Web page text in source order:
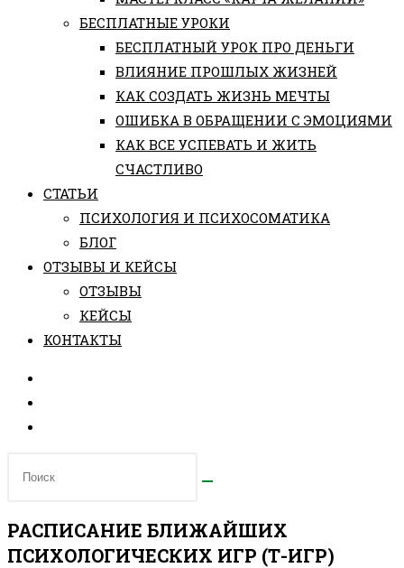
БЕСПЛАТНЫЕ УРОКИ
БЕСПЛАТНЫЙ УРОК ПРО ДЕНЬГИ
ВЛИЯНИЕ ПРОШЛЫХ ЖИЗНЕЙ
КАК СОЗДАТЬ ЖИЗНЬ МЕЧТЫ
ОШИБКА В ОБРАЩЕНИИ С ЭМОЦИЯМИ
КАК ВСЕ УСПЕВАТЬ И ЖИТЬ
СЧАСТЛИВО
СТАТЬИ
ПCИХОЛОГИЯ И ПСИХОСОМАТИКА
БЛОГ
ОТЗЫВЫ И КЕЙСЫ
ОТЗЫВЫ
КЕЙСЫ
КОНТАКТЫ
РАСПИСАНИЕ БЛИЖАЙШИХ
ПСИХОЛОГИЧЕСКИХ ИГР (Т-ИГР)